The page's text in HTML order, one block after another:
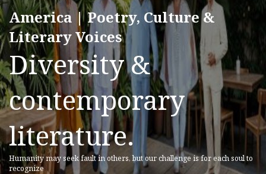
America | Poetry, Culture &
Literary Voices
Diversity &
contemporary
literature.
Humanity may seek fault in others, but our challenge is for each soul to
recognize